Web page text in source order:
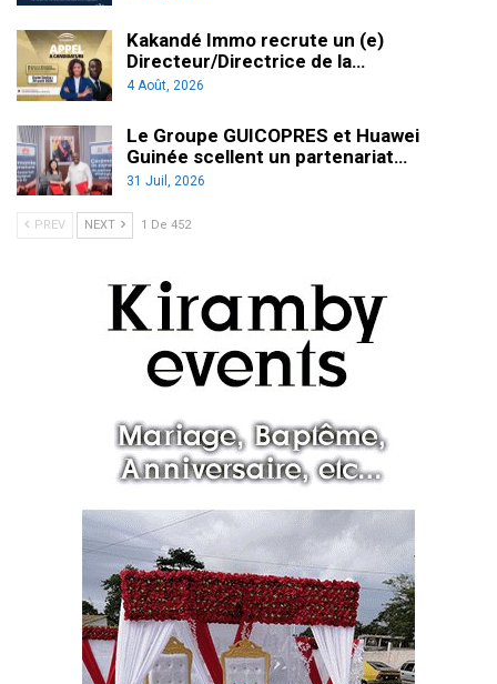
Kakandé Immo recrute un (e)
Directeur/Directrice de la…
4 Août, 2026
Le Groupe GUICOPRES et Huawei
Guinée scellent un partenariat…
31 Juil, 2026
PREV NEXT 1 De 452